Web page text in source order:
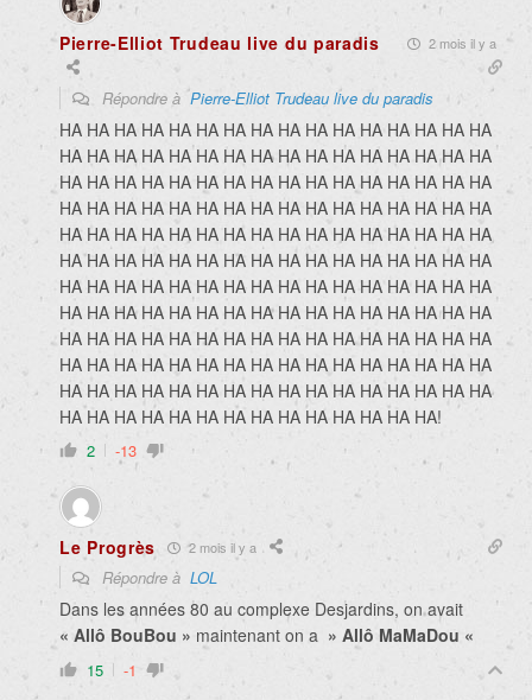
Pierre-Elliot Trudeau live du paradis 2 mois il y a
Répondre àPierre-Elliot Trudeau live du paradis
HA HA HA HA HA HA HA HA HA HA HA HA HA HA HA HA
HA HA HA HA HA HA HA HA HA HA HA HA HA HA HA HA
HA HA HA HA HA HA HA HA HA HA HA HA HA HA HA HA
HA HA HA HA HA HA HA HA HA HA HA HA HA HA HA HA
HA HA HA HA HA HA HA HA HA HA HA HA HA HA HA HA
HA HA HA HA HA HA HA HA HA HA HA HA HA HA HA HA
HA HA HA HA HA HA HA HA HA HA HA HA HA HA HA HA
HA HA HA HA HA HA HA HA HA HA HA HA HA HA HA HA
HA HA HA HA HA HA HA HA HA HA HA HA HA HA HA HA
HA HA HA HA HA HA HA HA HA HA HA HA HA HA HA HA
HA HA HA HA HA HA HA HA HA HA HA HA HA HA HA HA
HA HA HA HA HA HA HA HA HA HA HA HA HA HA!
2 -13
Le Progrès 2 mois il y a
Répondre à LOL
Dans les années 80 au complexe Desjardins, on avait
« Allô BouBou » maintenant on a » Allô MaMaDou «
15 -1